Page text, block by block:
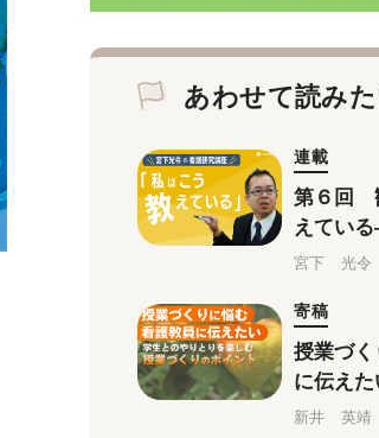
あわせて読み
連載
第６回
えてい
試験が使
宮下 光令
寄稿
授業づ
に伝え
とりを楽
新井 英靖